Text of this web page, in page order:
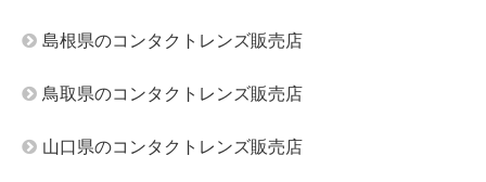
島根県のコンタクトレンズ販売店
鳥取県のコンタクトレンズ販売店
山口県のコンタクトレンズ販売店